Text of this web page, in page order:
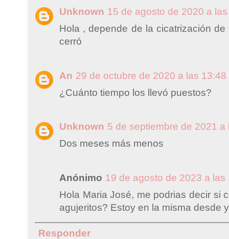
Unknown 15 de agosto de 2020 a
Hola , depende de la cicatrización
cerró
An 29 de octubre de 2020 a las 13:48
¿Cuánto tiempo los llevó puestos?
Unknown 5 de septiembre de 2021 a
Dos meses más menos
Anónimo 19 de agosto de 2023 a las
Hola Maria José, me podrias decir si
agujeritos? Estoy en la misma desde
Responder